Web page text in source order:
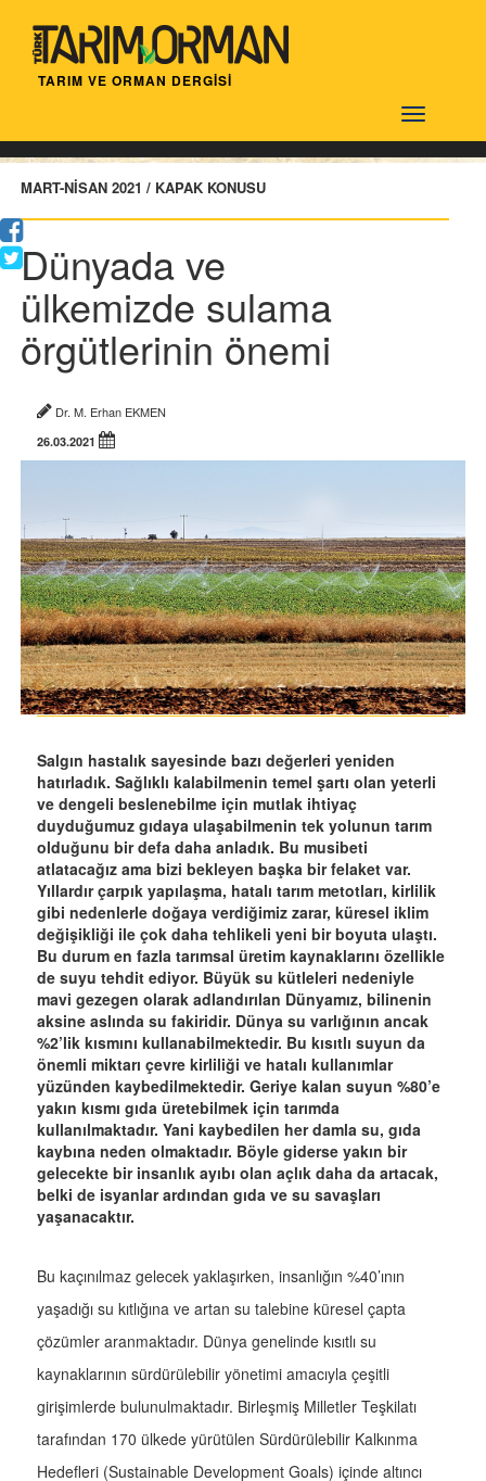
TARIM VE ORMAN DERGİSİ
Türktarım
MART-NİSAN 2021 / KAPAK KONUSU
Dünyada ve
ülkemizde sulama
örgütlerinin önemi
Dr. M. Erhan EKMEN
26.03.2021
Salgın hastalık sayesinde bazı değerleri yeniden
hatırladık. Sağlıklı kalabilmenin temel şartı olan yeterli
ve dengeli beslenebilme için mutlak ihtiyaç
duyduğumuz gıdaya ulaşabilmenin tek yolunun tarım
olduğunu bir defa daha anladık. Bu musibeti
atlatacağız ama bizi bekleyen başka bir felaket var.
Yıllardır çarpık yapılaşma, hatalı tarım metotları, kirlilik
gibi nedenlerle doğaya verdiğimiz zarar, küresel iklim
değişikliği ile çok daha tehlikeli yeni bir boyuta ulaştı.
Bu durum en fazla tarımsal üretim kaynaklarını özellikle
de suyu tehdit ediyor. Büyük su kütleleri nedeniyle
mavi gezegen olarak adlandırılan Dünyamız, bilinenin
aksine aslında su fakiridir. Dünya su varlığının ancak
%2’lik kısmını kullanabilmektedir. Bu kısıtlı suyun da
önemli miktarı çevre kirliliği ve hatalı kullanımlar
yüzünden kaybedilmektedir. Geriye kalan suyun %80’e
yakın kısmı gıda üretebilmek için tarımda
kullanılmaktadır. Yani kaybedilen her damla su, gıda
kaybına neden olmaktadır. Böyle giderse yakın bir
gelecekte bir insanlık ayıbı olan açlık daha da artacak,
belki de isyanlar ardından gıda ve su savaşları
yaşanacaktır.
Bu kaçınılmaz gelecek yaklaşırken, insanlığın %40’ının
yaşadığı su kıtlığına ve artan su talebine küresel çapta
çözümler aranmaktadır. Dünya genelinde kısıtlı su
kaynaklarının sürdürülebilir yönetimi amacıyla çeşitli
girişimlerde bulunulmaktadır. Birleşmiş Milletler Teşkilatı
tarafından 170 ülkede yürütülen Sürdürülebilir Kalkınma
Hedefleri (Sustainable Development Goals) içinde altıncı